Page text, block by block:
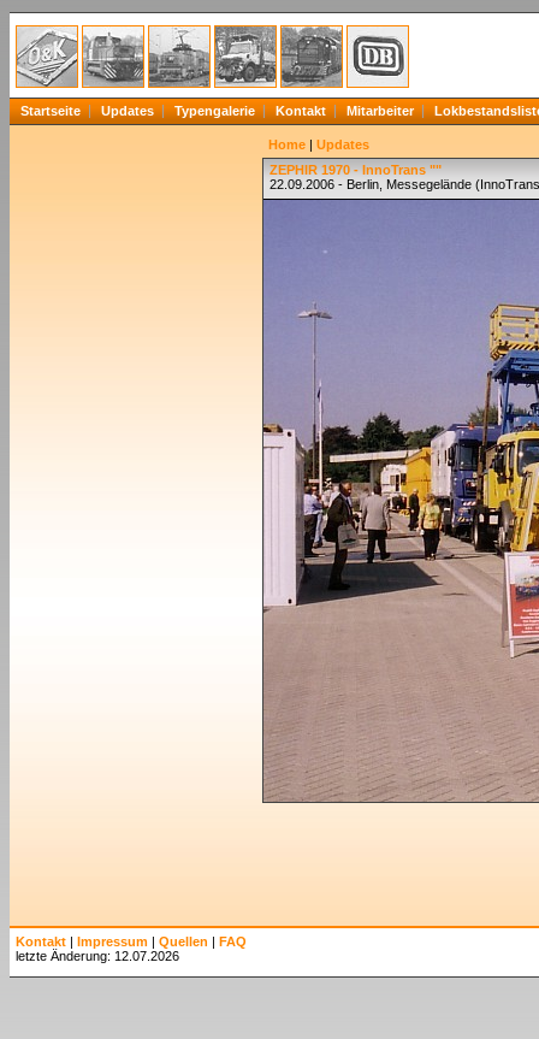
Startseite Updates Typengalerie Kontakt Mitarbeiter
Home | Updates
ZEPHIR 1970 - InnoTrans ""
22.09.2006 - Berlin, Messegelände
Kontakt | Impressum | Quellen | FAQ
letzte Änderung: 12.07.2026